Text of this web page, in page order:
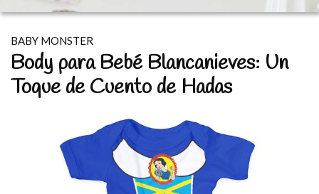
BABY MONSTER
Body para Bebé Blancanieves: Un
Toque de Cuento de Hadas